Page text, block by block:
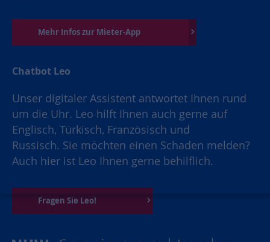
Mehr Infos zur Mieter-App
Chatbot Leo
Unser digitaler Assistent antwortet Ihnen rund
um die Uhr. Leo hilft Ihnen auch gerne auf
Englisch, Türkisch, Französisch und
Russisch. Sie möchten einen Schaden melden?
Auch hier ist Leo Ihnen gerne behilflich.
Fragen Sie Leo!